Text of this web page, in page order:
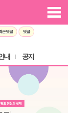
근 댓글 댓글
내 공지